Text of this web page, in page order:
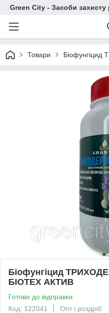
Green City - Засоби
Товари
Біофунгіцид
БІОТЕХ АКТИВ
Готово до відправки
Код: 122041
Опт і роздріб